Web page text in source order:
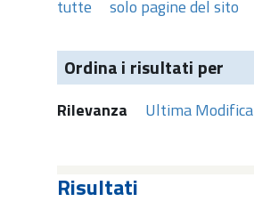
tutte solo pagine del sito
Ordina i risultati per
Rilevanza Ultima Modifica
Risultati